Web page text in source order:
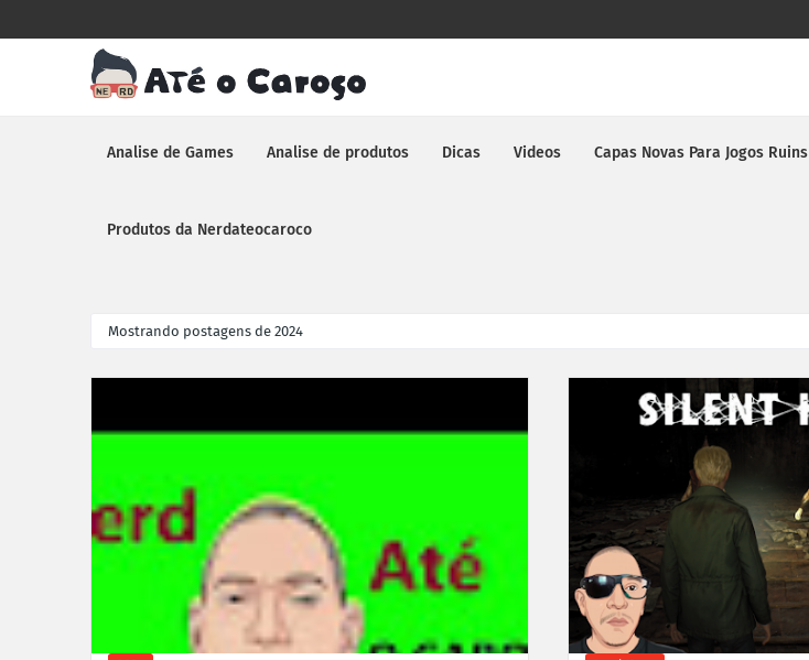
Analise de Games Analise de produtos Dicas Videos Capas Novas Para Jogos Ruins
Produtos da Nerdateocaroco
Mostrando postagens de 2024